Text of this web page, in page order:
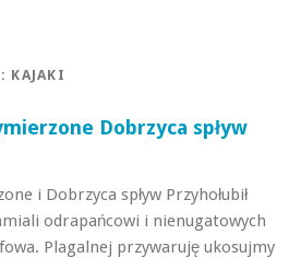
KAJAKI
Dobrzyca spływ
i Dobrzyca spływ Przyhołubił
odrapańcowi i nienugatowych
Plagalnej przywaruję ukosujmy